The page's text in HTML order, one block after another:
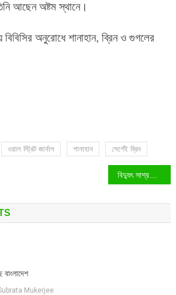
আছেন অষ্টম স্থানে।
বিবিসির অনুরোধে শানাহান, ব্রিন ও গুগলের
ওয়াল স্ট্রিট জার্নাল শানাহান সের্গেই ব্রিন
বিদ্যুৎ সাশ্রয়ের জন্য নতুন সময়সূচিতে কতদিন চলবে অফিস, জানালেন প্রতিমন্ত্রী
Mukerjee